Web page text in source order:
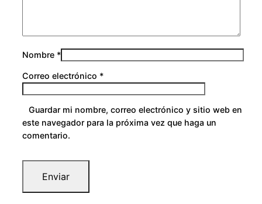
Nombre *
Correo electrónico *
Guardar mi nombre, correo electrónico y sitio web en
este navegador para la próxima vez que haga un
comentario.